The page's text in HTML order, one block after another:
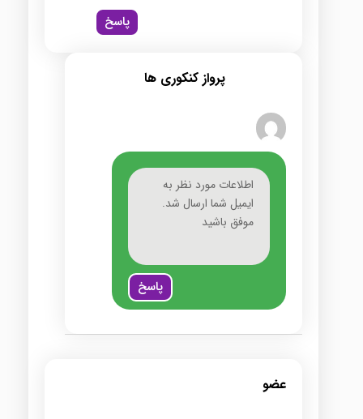
پاسخ
پرواز کنکوری ها
اطلاعات مورد نظر به
ایمیل شما ارسال شد.
موفق باشید
پاسخ
عضو